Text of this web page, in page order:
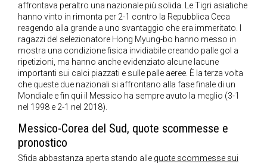
affrontava peraltro una nazionale più solida. Le Tigri asiatiche
hanno vinto in rimonta per 2-1 contro la Repubblica Ceca
reagendo alla grande a uno svantaggio che era immeritato. I
ragazzi del selezionatore Hong Myung-bo hanno messo in
mostra una condizione fisica invidiabile creando palle gol a
ripetizioni, ma hanno anche evidenziato alcune lacune
importanti sui calci piazzati e sulle palle aeree. È la terza volta
che queste due nazionali si affrontano alla fase finale di un
Mondiale e fin qui il Messico ha sempre avuto la meglio (3-1
nel 1998 e 2-1 nel 2018).
Messico-Corea del Sud, quote scommesse e
pronostico
Sfida abbastanza aperta stando alle quote scommesse sui